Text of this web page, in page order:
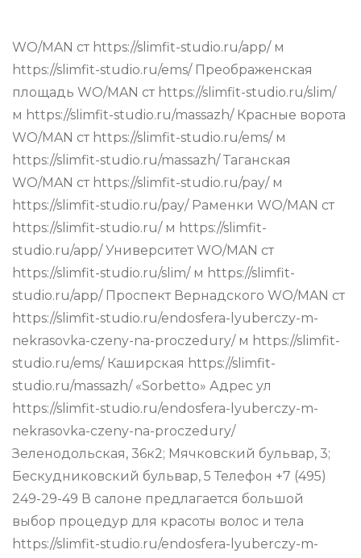
WO/MAN ст https://slimfit-studio.ru/app/ м
https://slimfit-studio.ru/ems/ Преображенская
площадь WO/MAN ст https://slimfit-studio.ru/slim/
м https://slimfit-studio.ru/massazh/ Красные ворота
WO/MAN ст https://slimfit-studio.ru/ems/ м
https://slimfit-studio.ru/massazh/ Таганская
WO/MAN ст https://slimfit-studio.ru/pay/ м
https://slimfit-studio.ru/pay/ Раменки WO/MAN ст
https://slimfit-studio.ru/ м https://slimfit-
studio.ru/app/ Университет WO/MAN ст
https://slimfit-studio.ru/slim/ м https://slimfit-
studio.ru/app/ Проспект Вернадского WO/MAN ст
https://slimfit-studio.ru/endosfera-lyuberczy-m-
nekrasovka-czeny-na-proczedury/ м https://slimfit-
studio.ru/ems/ Каширская https://slimfit-
studio.ru/massazh/ «Sorbetto» Адрес ул
https://slimfit-studio.ru/endosfera-lyuberczy-m-
nekrasovka-czeny-na-proczedury/
Зеленодольская, 36к2; Мячковский бульвар, 3;
Бескудниковский бульвар, 5 Телефон +7 (495)
249-29-49 В салоне предлагается большой
выбор процедур для красоты волос и тела
https://slimfit-studio.ru/endosfera-lyuberczy-m-